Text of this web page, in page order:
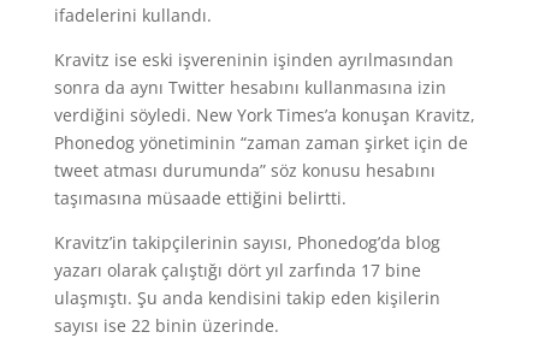
ifadelerini kullandı.
Kravitz ise eski işvereninin işinden ayrılmasından
sonra da aynı Twitter hesabını kullanmasına izin
verdiğini söyledi. New York Times’a konuşan Kravitz,
Phonedog yönetiminin “zaman zaman şirket için de
tweet atması durumunda” söz konusu hesabını
taşımasına müsaade ettiğini belirtti.
Kravitz’in takipçilerinin sayısı, Phonedog’da blog
yazarı olarak çalıştığı dört yıl zarfında 17 bine
ulaşmıştı. Şu anda kendisini takip eden kişilerin
sayısı ise 22 binin üzerinde.